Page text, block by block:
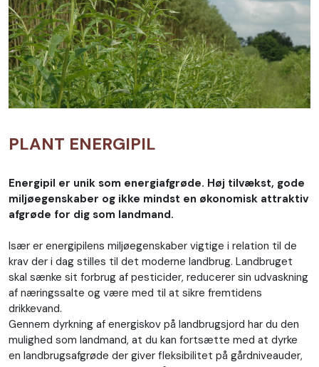
PLANT ENERGIPIL
Energipil er unik som energiafgrøde. Høj tilvækst, gode
miljøegenskaber og ikke mindst en økonomisk attraktiv
afgrøde for dig som landmand.
Især er energipilens miljøegenskaber vigtige i relation til de
krav der i dag stilles til det moderne landbrug. Landbruget
skal sænke sit forbrug af pesticider, reducerer sin udvaskning
af næringssalte og være med til at sikre fremtidens
drikkevand.
Gennem dyrkning af energiskov på landbrugsjord har du den
mulighed som landmand, at du kan fortsætte med at dyrke
en landbrugsafgrøde der giver fleksibilitet på gårdniveauder,